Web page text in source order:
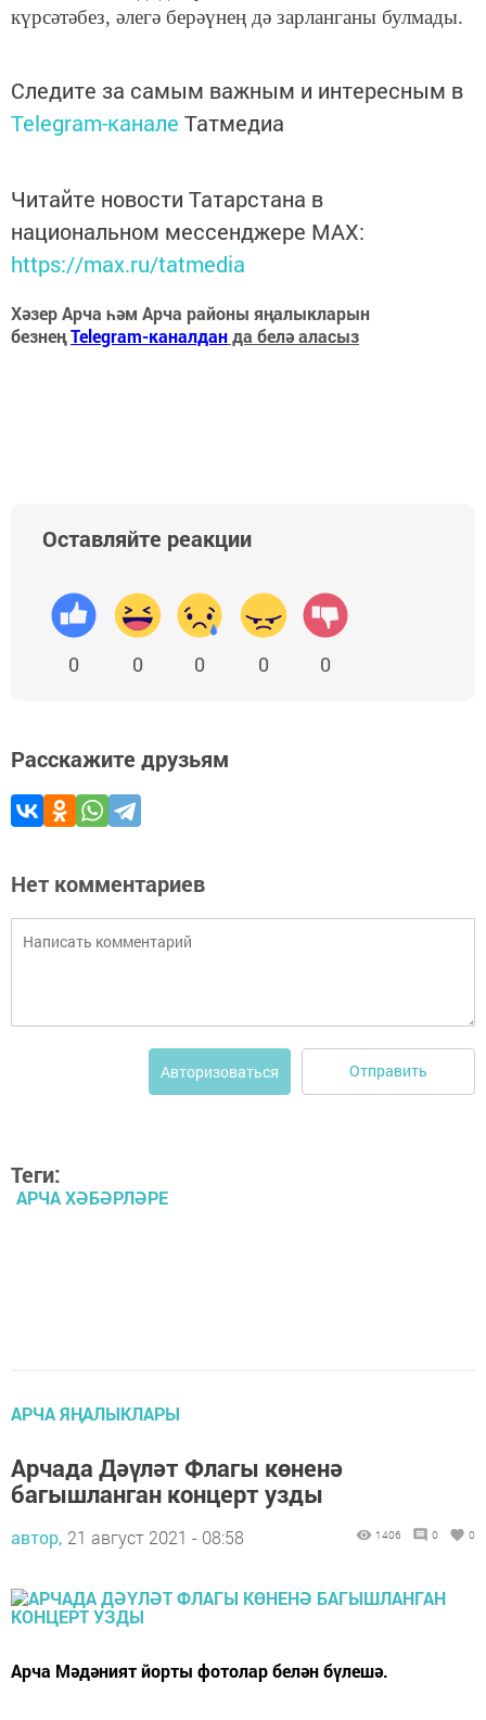
күрсәтәбез, әлегә берәүнең дә зарланганы булмады.
Следите за самым важным и интересным в
Telegram-канале Татмедиа
Читайте новости Татарстана в
национальном мессенджере MАХ:
https://max.ru/tatmedia
Хәзер Арча һәм Арча районы яңалыкларын
безнеңTelegram-каналданда белә аласыз
Оставляйте реакции
0 0 0 0 0
Расскажите друзьям
Нет комментариев
Авторизоваться Отправить
Теги:
АРЧА ХӘБӘРЛӘРЕ
АРЧА ЯҢАЛЫКЛАРЫ
Арчада Дәүләт Флагы көненә
багышланган концерт узды
автор, 21 август 2021 - 08:58 1406 0 0
Арча Мәдәният йорты фотолар белән бүлешә.